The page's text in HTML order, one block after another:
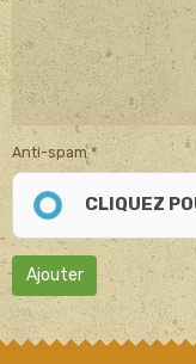
Anti-spam
CLIQUEZ
Ajouter